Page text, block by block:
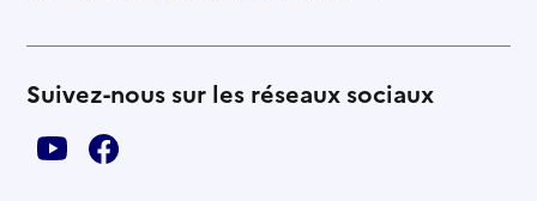
Suivez-nous sur les réseaux sociaux